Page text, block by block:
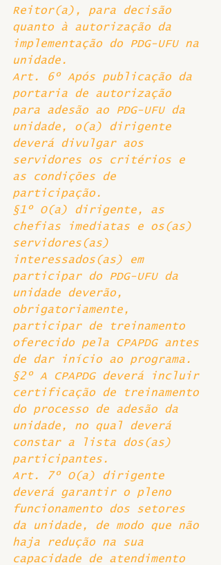
Reitor(a), para decisão
quanto à autorização da
implementação do PDG-UFU na
unidade.
Art. 6º Após publicação da
portaria de autorização
para adesão ao PDG-UFU da
unidade, o(a) dirigente
deverá divulgar aos
servidores os critérios e
as condições de
participação.
§1º O(a) dirigente, as
chefias imediatas e os(as)
servidores(as)
interessados(as) em
participar do PDG-UFU da
unidade deverão,
obrigatoriamente,
participar de treinamento
oferecido pela CPAPDG antes
de dar início ao programa.
§2º A CPAPDG deverá incluir
certificação de treinamento
do processo de adesão da
unidade, no qual deverá
constar a lista dos(as)
participantes.
Art. 7º O(a) dirigente
deverá garantir o pleno
funcionamento dos setores
da unidade, de modo que não
haja redução na sua
capacidade de atendimento